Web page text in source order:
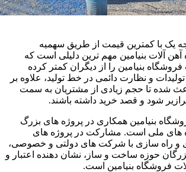
یک با کمترین قیمت از طریق سهمیه
آلات بنیامین مهم ترین دلیلی است که
بنیامین را از دیگران کمتر کرده
و نظارت دائمی در خط تولید، علاوه بر
شده تا حجم زیادی از مشتریان به سمت
شود و قصد خرید داشته باشند.
بنیامین همکاری در پروژه های بزرگ
های ملی است. مشارکت در پروژه های
و راه سازی با شرکت های دولتی و خصوصی،
حوزه ساخت و ساز، نشان دهنده اعتبار و
فروشگاه بنیامین است.